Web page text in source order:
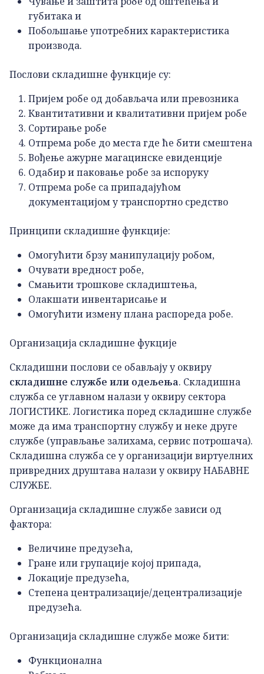
губитака и
Побољшање употребних карактеристика
производа.
Послови складишне функције су:
Пријем робе од добављача или превозника
Квантитативни и квалитативни пријем робе
Сортирање робе
Отпрема робе до места где ће бити смештена
Вођење ажурне магацинске евиденције
Одабир и паковање робе за испоруку
Отпрема робе са припадајућом
документацијом у транспортно средство
Принципи складишне функције:
Омогућити брзу манипулацију робом,
Очувати вредност робе,
Смањити трошкове складиштења,
Олакшати инвентарисање и
Омогућити измену плана распореда робе.
Организација складишне фукције
Складишни послови се обављају у оквиру
складишне службе или одељења. Складишна
служба се углавном налази у оквиру сектора
ЛОГИСТИКЕ. Логистика поред складишне службе
може да има транспортну службу и неке друге
службе (управљање залихама, сервис потрошача).
Складишна служба се у организацији виртуелних
привредних друштава налази у оквиру НАБАВНЕ
СЛУЖБЕ.
Организација складишне службе зависи од
фактора:
Величине предузећа,
Гране или групације којој припада,
Локације предузећа,
Степена централизације/децентрализације
предузећа.
Организација складишне службе може бити:
Функционална